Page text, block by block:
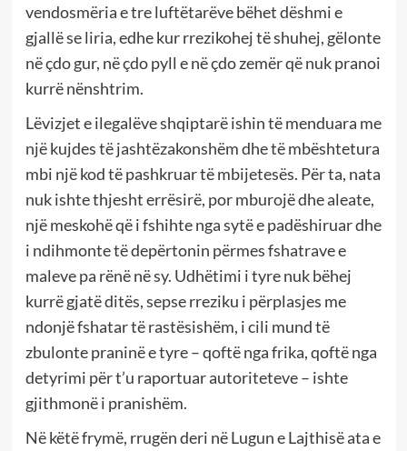
vendosmëria e tre luftëtarëve bëhet dëshmi e
gjallë se liria, edhe kur rrezikohej të shuhej, gëlonte
në çdo gur, në çdo pyll e në çdo zemër që nuk pranoi
kurrë nënshtrim.
Lëvizjet e ilegalëve shqiptarë ishin të menduara me
një kujdes të jashtëzakonshëm dhe të mbështetura
mbi një kod të pashkruar të mbijetesës. Për ta, nata
nuk ishte thjesht errësirë, por mburojë dhe aleate,
një meskohë që i fshihte nga sytë e padëshiruar dhe
i ndihmonte të depërtonin përmes fshatrave e
maleve pa rënë në sy. Udhëtimi i tyre nuk bëhej
kurrë gjatë ditës, sepse rreziku i përplasjes me
ndonjë fshatar të rastësishëm, i cili mund të
zbulonte praninë e tyre – qoftë nga frika, qoftë nga
detyrimi për t’u raportuar autoriteteve – ishte
gjithmonë i pranishëm.
Në këtë frymë, rrugën deri në Lugun e Lajthisë ata e